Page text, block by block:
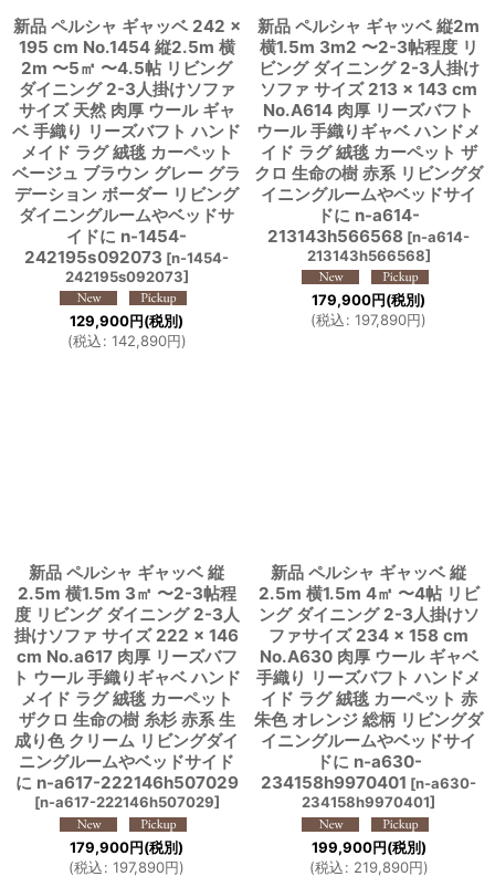
新品 ペルシャ ギャッベ 242 ×
195 cm No.1454 縦2.5m 横
2m 〜5㎡ 〜4.5帖 リビング
ダイニング 2-3人掛けソファ
サイズ 天然 肉厚 ウール ギャ
ベ 手織り リーズバフト ハンド
メイド ラグ 絨毯 カーペット
ベージュ ブラウン グレー グラ
デーション ボーダー リビング
ダイニングルームやベッドサ
イドに n-1454-
242195s092073 [n-1454-
242195s092073]
129,900円(税別)
(税込: 142,890円)
新品 ペルシャ ギャッベ 縦2m
横1.5m 3m2 〜2-3帖程度 リ
ビング ダイニング 2-3人掛け
ソファ サイズ 213 × 143 cm
No.A614 肉厚 リーズバフト
ウール 手織りギャベ ハンドメ
イド ラグ 絨毯 カーペット ザ
クロ 生命の樹 赤系 リビングダ
イニングルームやベッドサイ
ドに n-a614-
213143h566568 [n-a614-
213143h566568]
179,900円(税別)
(税込: 197,890円)
新品 ペルシャ ギャッベ 縦
2.5m 横1.5m 3㎡ 〜2-3帖程
度 リビング ダイニング 2-3人
掛けソファ サイズ 222 × 146
cm No.a617 肉厚 リーズバフ
ト ウール 手織りギャベ ハンド
メイド ラグ 絨毯 カーペット
ザクロ 生命の樹 糸杉 赤系 生
成り色 クリーム リビングダイ
ニングルームやベッドサイド
に n-a617-222146h507029
[n-a617-222146h507029]
179,900円(税別)
(税込: 197,890円)
新品 ペルシャ ギャッベ 縦
2.5m 横1.5m 4㎡ 〜4帖 リビ
ング ダイニング 2-3人掛けソ
ファサイズ 234 × 158 cm
No.A630 肉厚 ウール ギャベ
手織り リーズバフト ハンドメ
イド ラグ 絨毯 カーペット 赤
朱色 オレンジ 総柄 リビングダ
イニングルームやベッドサイ
ドに n-a630-
234158h9970401 [n-a630-
234158h9970401]
199,900円(税別)
(税込: 219,890円)